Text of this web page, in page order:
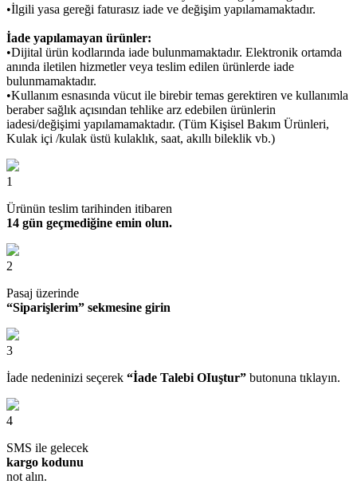
•İlgili yasa gereği faturasız iade ve değişim yapılamamaktadır.
İade yapılamayan ürünler:
•Dijital ürün kodlarında iade bulunmamaktadır. Elektronik ortamda
anında iletilen hizmetler veya teslim edilen ürünlerde iade
bulunmamaktadır.
•Kullanım esnasında vücut ile birebir temas gerektiren ve kullanımla
beraber sağlık açısından tehlike arz edebilen ürünlerin
iadesi/değişimi yapılamamaktadır. (Tüm Kişisel Bakım Ürünleri,
Kulak içi /kulak üstü kulaklık, saat, akıllı bileklik vb.)
1
Ürünün teslim tarihinden itibaren
14 gün geçmediğine emin olun.
2
Pasaj üzerinde
“Siparişlerim” sekmesine girin
3
İade nedeninizi seçerek “İade Talebi OIuştur” butonuna tıklayın.
4
SMS ile gelecek
kargo kodunu
not alın.